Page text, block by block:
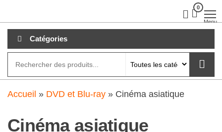
au
contenu
0
Menu
Catégories
Accueil » DVD et Blu-ray » Cinéma asiatique
Cinéma asiatique